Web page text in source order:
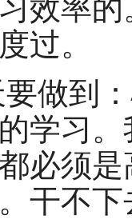
效率
过。
做到
学习
必须
干不